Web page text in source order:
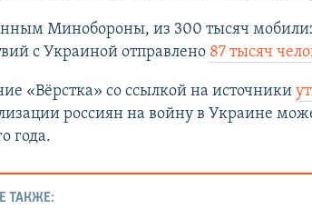
Минобороны, из 300 тысяч
с Украиной отправлено 87 тысяч
«Вёрстка» со ссылкой на источники
россиян на войну в Украине
года.
ТАКЖЕ: